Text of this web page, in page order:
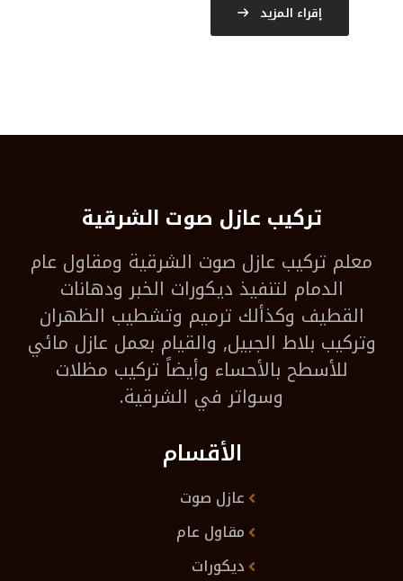
إقراء المزيد
تركيب عازل صوت الشرقية
معلم تركيب عازل صوت الشرقية ومقاول عام
الدمام لتنفيذ ديكورات الخبر ودهانات
القطيف وكذألك ترميم وتشطيب الظهران
وتركيب بلاط الجبيل, والقيام بعمل عازل مائي
للأسطح بالأحساء وأيضاً تركيب مظلات
وسواتر في الشرقية.
الأقسام
عازل صوت
مقاول عام
ديكورات